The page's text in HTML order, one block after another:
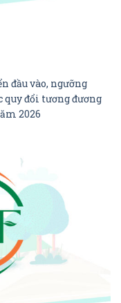
đầu vào, ngưỡng
quy đổi tương đương
2026